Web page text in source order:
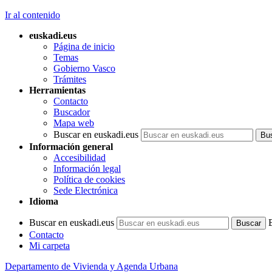
Ir al contenido
euskadi.eus
Página de inicio
Temas
Gobierno Vasco
Trámites
Herramientas
Contacto
Buscador
Mapa web
Buscar en euskadi.eus
Información general
Accesibilidad
Información legal
Política de cookies
Sede Electrónica
Idioma
Buscar en euskadi.eus
Contacto
Mi carpeta
Departamento de Vivienda y Agenda Urbana